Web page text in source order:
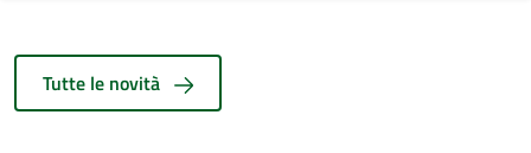
Tutte le novità